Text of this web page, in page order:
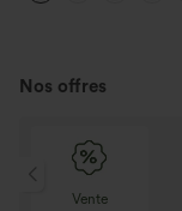
Nos offres
Vente